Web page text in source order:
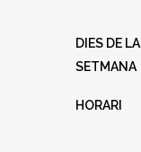
DIES DE LA
SETMANA
HORARI